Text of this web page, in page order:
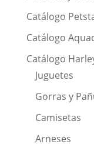
Catálogo
Catálogo
Catálogo
Juguetes
Gorras y
Camisetas
Arneses